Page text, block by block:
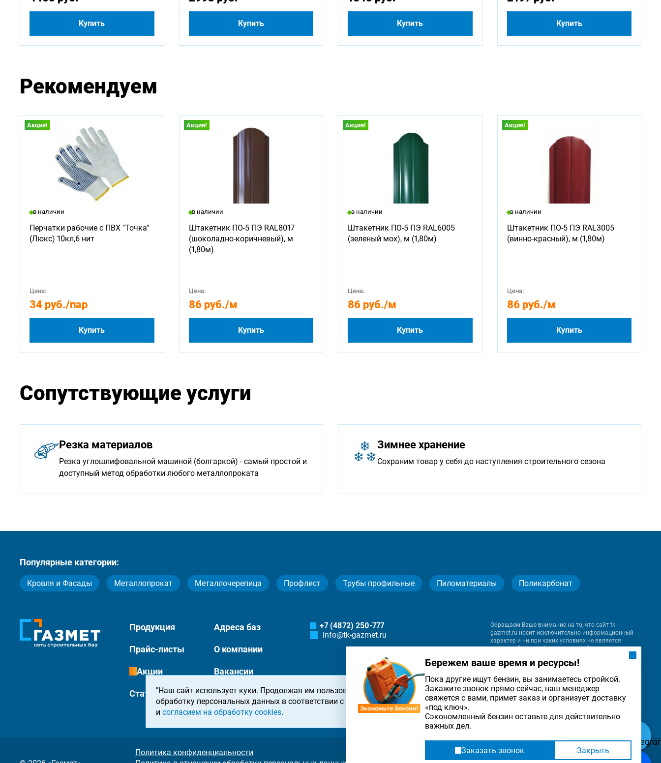
Купить Купить Купить Купить
Рекомендуем
Акция!
в наличии
Перчатки рабочие с ПВХ "Точка"
(Люкс) 10кл,6 нит
Цена:
34 руб./пар
Купить
Акция!
в наличии
Штакетник ПО-5 ПЭ RAL8017
(шоколадно-коричневый), м
(1,80м)
Цена:
86 руб./м
Купить
Акция!
в наличии
Штакетник ПО-5 ПЭ RAL6005
(зеленый мох), м (1,80м)
Цена:
86 руб./м
Купить
Акция!
в наличии
Штакетник ПО-5 ПЭ RAL3005
(винно-красный), м (1,80м)
Цена:
86 руб./м
Купить
Сопутствующие услуги
Резка материалов
Резка углошлифовальной машиной (болгаркой) - самый простой и
доступный метод обработки любого металлопроката
Зимнее хранение
Сохраним товар у себя до наступления строительного сезона
Популярные категории:
Кровля и Фасады Металлопрокат Металлочерепица Профлист Трубы профильные Пиломатериалы Поликарбонат
Продукция Адреса баз
Прайс-листы О компании
Акции Вакансии
Статьи Контакты
+7 (4872) 250-777
info@tk-gazmet.ru
Обращаем Ваше внимание на то, что сайт tk-
gazmet.ru носит исключительно информационный
характер и ни при каких условиях не является
публичной офертой, определяемой положениями
Федерации.
Политика конфиденциальности
"Наш сайт использует куки. Продолжая им пользоваться, вы соглашаетесь на
обработку персональных данных в соответствии с
политикой конфиденциальности
и согласием на обработку cookies.
ОК
Бережем ваше время и ресурсы!
Пока другие ищут бензин, вы занимаетесь стройкой.
Закажите звонок прямо сейчас, наш менеджер
свяжется с вами, примет заказ и организует доставку
«под ключ».
Сэкономленный бензин оставьте для действительно
важных дел.
Заказать звонок Закрыть